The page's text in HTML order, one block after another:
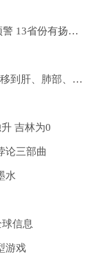
世界热议:中央气象台继续发布沙尘暴蓝色预警 13省份有扬沙浮尘天气
我想请问结肠癌术后半年一直化疗但还是转移到肝、肺部、现在转移到头部，开始头晕经过一个月的头部放疗，:世界速读
吉林为0
论三部曲
水
信息
游戏